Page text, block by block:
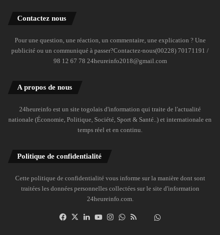
Contactez nous
Pour une question, une réaction, un commentaire, une explication ? Une
publicité ou un communiqué à passer?Contactez-nous(00228) 70171191 /
98 12 67 78 24heureinfo2018@gmail.com
A propos de nous
24heureinfo est un site togolais d'information qui traite de l'actualité
nationale (Économie, Politique, Société, Sport & Santé..) et internationale en
temps réel et en continu.
Politique de confidentialité
Cette politique de confidentialité vous informe sur la manière dont sont
traitées les données personnelles collectées sur le site d'information
24heureinfo.com.
Facebook
X LinkedinYouTubeInstagramWhatsAppDailymotion